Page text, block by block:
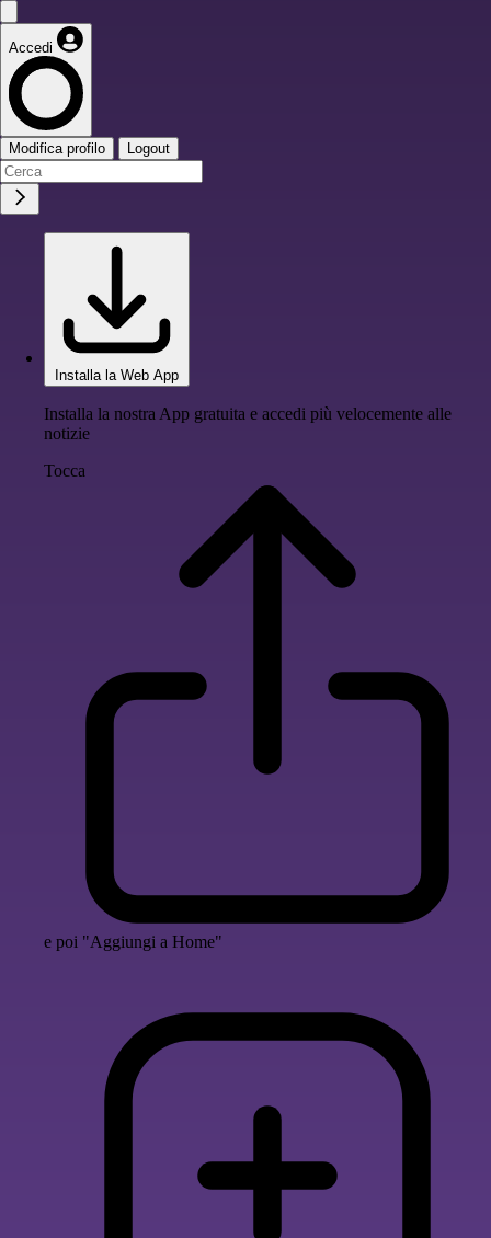
Accedi
Modifica profilo Logout
Installa la Web App
Installa la nostra App gratuita e accedi più velocemente alle
notizie
Tocca
e poi "Aggiungi a Home"